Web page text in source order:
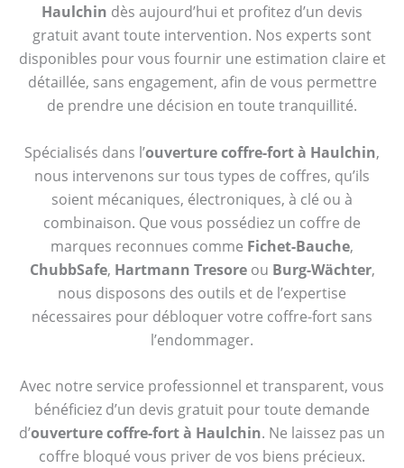
Haulchin dès aujourd’hui et profitez d’un devis
gratuit avant toute intervention. Nos experts sont
disponibles pour vous fournir une estimation claire et
détaillée, sans engagement, afin de vous permettre
de prendre une décision en toute tranquillité.
Spécialisés dans l’ouverture coffre-fort à Haulchin,
nous intervenons sur tous types de coffres, qu’ils
soient mécaniques, électroniques, à clé ou à
combinaison. Que vous possédiez un coffre de
marques reconnues comme Fichet-Bauche,
ChubbSafe, Hartmann Tresoreou Burg-Wächter,
nous disposons des outils et de l’expertise
nécessaires pour débloquer votre coffre-fort sans
l’endommager.
Avec notre service professionnel et transparent, vous
bénéficiez d’un devis gratuit pour toute demande
d’ouverture coffre-fort à Haulchin. Ne laissez pas un
coffre bloqué vous priver de vos biens précieux.